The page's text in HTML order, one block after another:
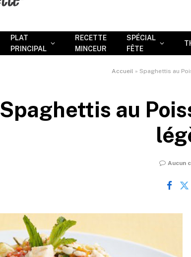
PLAT
PRINCIPAL
RECETTE
MINCEUR
SPÉCIAL
FÊTE
Accueil » Spaghettis au
Spaghettis au
Aucun